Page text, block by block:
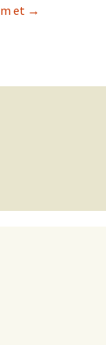
“Atatürk’ü
et →